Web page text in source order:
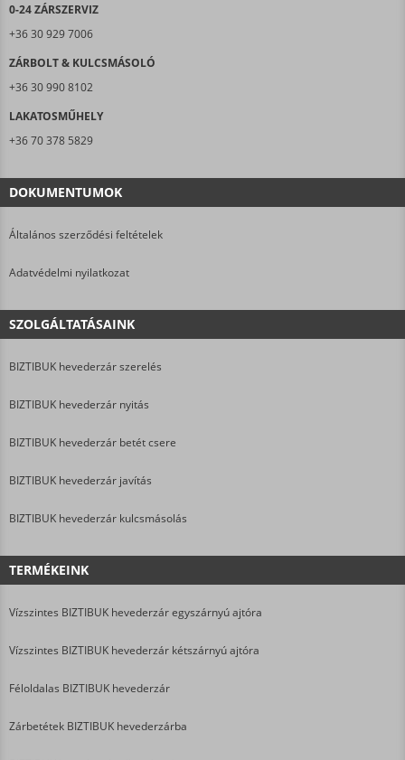
0-24 ZÁRSZERVIZ
+36 30 929 7006
ZÁRBOLT & KULCSMÁSOLÓ
+36 30 990 8102
LAKATOSMŰHELY
+36 70 378 5829
DOKUMENTUMOK
Általános szerződési feltételek
Adatvédelmi nyilatkozat
SZOLGÁLTATÁSAINK
BIZTIBUK hevederzár szerelés
BIZTIBUK hevederzár nyitás
BIZTIBUK hevederzár betét csere
BIZTIBUK hevederzár javítás
BIZTIBUK hevederzár kulcsmásolás
TERMÉKEINK
Vízszintes BIZTIBUK hevederzár egyszárnyú ajtóra
Vízszintes BIZTIBUK hevederzár kétszárnyú ajtóra
Féloldalas BIZTIBUK hevederzár
Zárbetétek BIZTIBUK hevederzárba